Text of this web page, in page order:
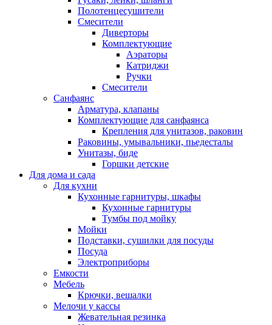
Полотенцесушители
Смесители
Диверторы
Комплектующие
Аэраторы
Катриджи
Ручки
Смесители
Санфаянс
Арматура, клапаны
Комплектующие для санфаянса
Крепления для унитазов, раковин
Раковины, умывальники, пьедесталы
Унитазы, биде
Горшки детские
Для дома и сада
Для кухни
Кухонные гарнитуры, шкафы
Кухонные гарнитуры
Тумбы под мойку
Мойки
Подставки, сушилки для посуды
Посуда
Электроприборы
Емкости
Мебель
Крючки, вешалки
Мелочи у кассы
Жевательная резинка